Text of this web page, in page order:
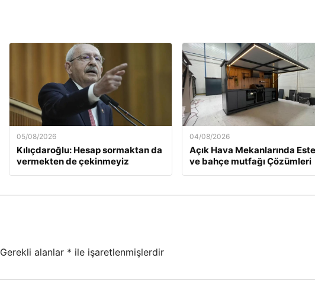
05/08/2026
Kılıçdaroğlu: Hesap sormaktan da
vermekten de çekinmeyiz
04/08/2026
Açık Hava Mekanlarında
ve bahçe mutfağı Çözümleri
Gerekli alanlar * ile işaretlenmişlerdir